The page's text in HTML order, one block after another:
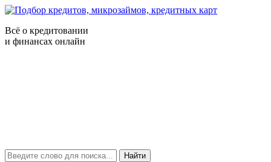
Всё о кредитовании
и финансах онлайн
Найти